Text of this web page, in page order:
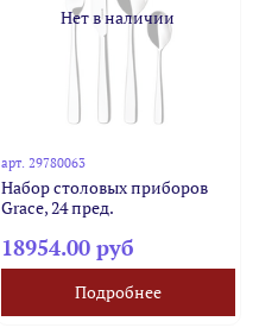
Нет в наличии
арт. 29780063
Набор столовых приборов
Grace, 24 пред.
18954.00 руб
Подробнее